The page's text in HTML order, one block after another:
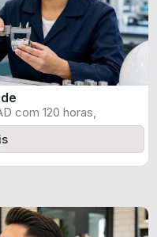
com 120 horas,
...